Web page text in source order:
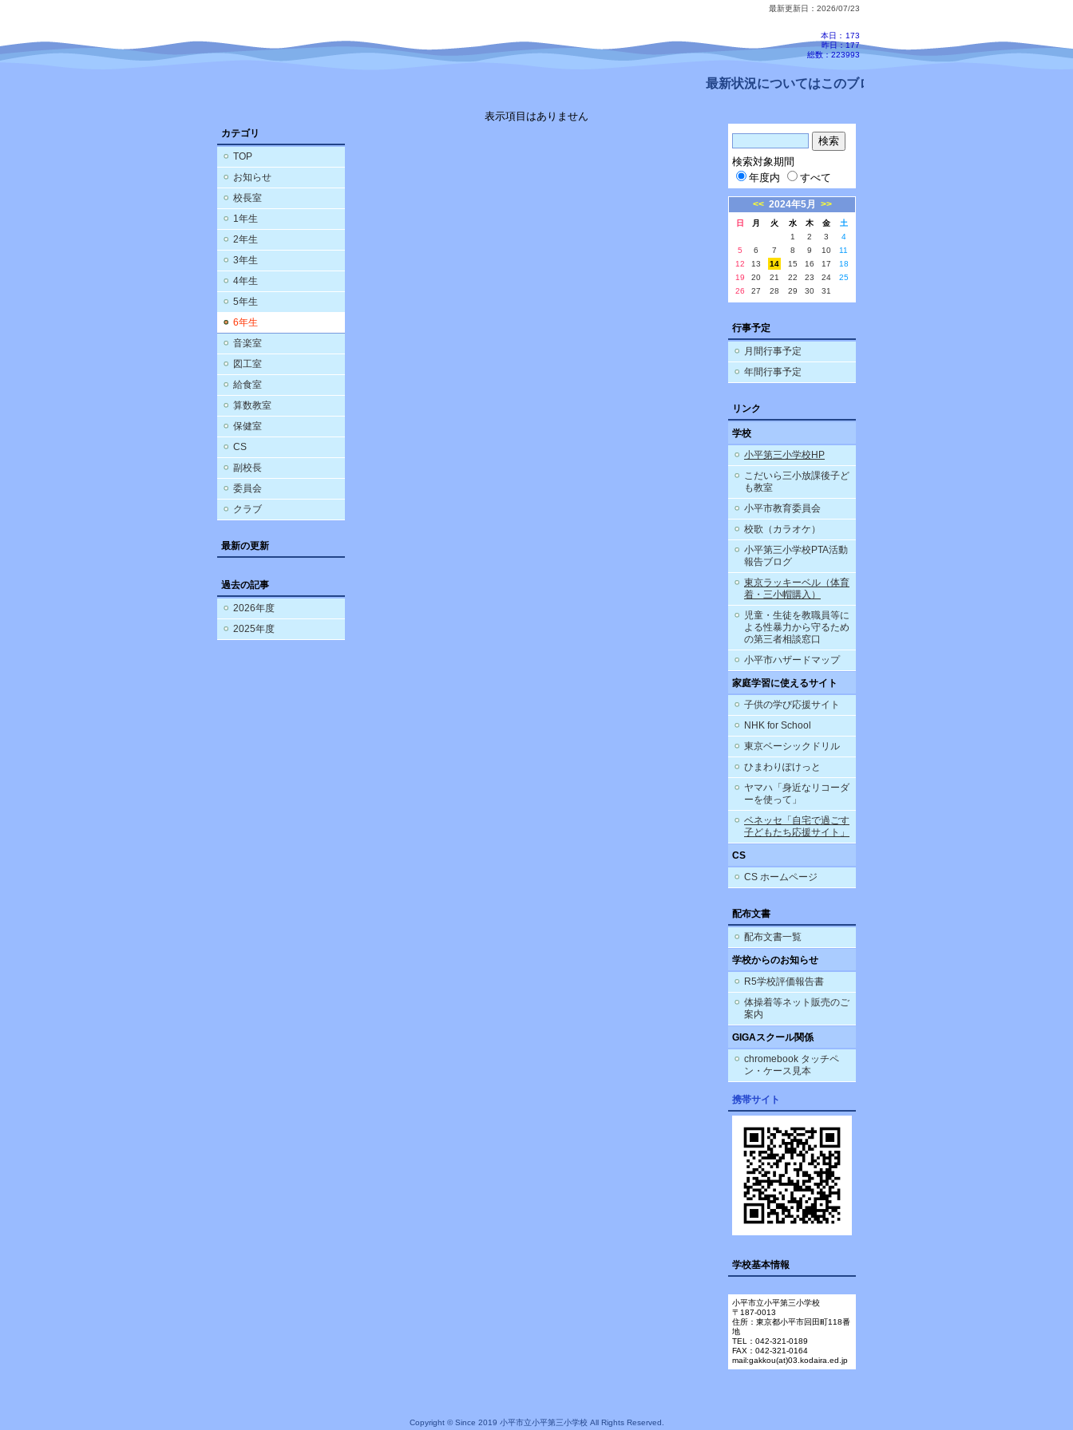
最新更新日：2026/07/23
本日： 173
昨日：177
総数：223993
最新状況についてはこのブログ、配信メールをご確認ください。
カテゴリ
TOP
お知らせ
校長室
1年生
2年生
3年生
4年生
5年生
6年生
音楽室
図工室
給食室
算数教室
保健室
CS
副校長
委員会
クラブ
最新の更新
過去の記事
2026年度
2025年度
表示項目はありません
検索対象期間
年度内
すべて
<< 2024年5月 >>
日 月 火 水 木 金
土
1
2 3
4
5
6 7 8 9 10
11
12
13 14 15 16 17
18
19
20 21 22 23 24
25
26
27 28 29 30 31
行事予定
月間行事予定
年間行事予定
リンク
学校
小平第三小学校HP
こだいら三小放課後子ど
も教室
小平市教育委員会
校歌（カラオケ）
小平第三小学校PTA活動
報告ブログ
東京ラッキーベル（体育
着・三小帽購入）
児童・生徒を教職員等に
よる性暴力から守るため
の第三者相談窓口
小平市ハザードマップ
家庭学習に使えるサイト
子供の学び応援サイト
NHK for School
東京ベーシックドリル
ひまわりぽけっと
ヤマハ「身近なリコーダ
ーを使って」
ベネッセ「自宅で過ごす
子どもたち応援サイト」
CS
CS ホームページ
配布文書
配布文書一覧
学校からのお知らせ
R5学校評価報告書
体操着等ネット販売のご
案内
GIGAスクール関係
chromebook タッチペ
ン・ケース見本
携帯サイト
学校基本情報
小平市立小平第三小学校
〒187-0013
住所：東京都小平市回田町118番
地
TEL：042-321-0189
FAX：042-321-0164
mail:gakkou(at)03.kodaira.ed.jp
Copyright © Since 2019 小平市立小平第三小学校 All Rights Reserved.